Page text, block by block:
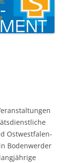
Ostwestfalen-
Bodenwerder